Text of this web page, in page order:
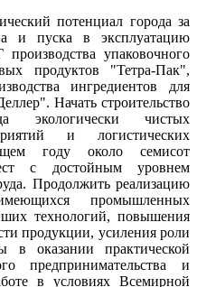
потенциал города за
и пуска в эксплуатацию
упаковочного
продуктов "Тетра-Пак",
ингредиентов для
Начать строительство
чистых
и логистических
году около семисот
с достойным уровнем
Продолжить реализацию
промышленных
технологий, повышения
продукции, усиления роли
в оказании практической
предпринимательства и
в условиях Всемирной